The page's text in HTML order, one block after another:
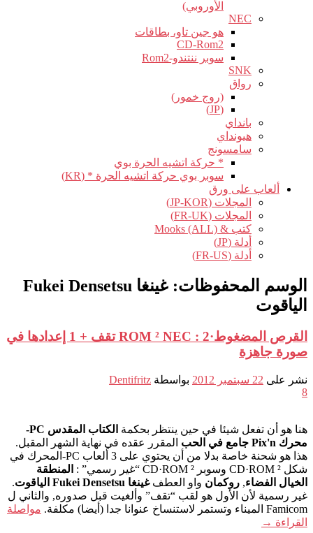
الأوروبي)
NEC
هو جين تاو، بطاقات
CD-Rom2
سوبر ننتندو-Rom2
SNK
رواق
(روج خمور)
(JP)
بانداي
هيونداي
سامسونج
* حركة اتشيه الحرة بوي
سوبر بوي حركة اتشيه الحرة * (KR)
ألعاب على ورق
المجلات (JP-KOR)
المجلات (FR-UK)
كتب & Mooks (ALL)
أدلة (JP)
أدلة (FR-US)
الوسم المحفوظات:
غينغا Fukei Densetsu
الياقوت
القرص المضغوط·ROM ² NEC : 2 تقف + 1 إعدادها في
صورة جاهزة
نشر على 22 سبتمبر 2012 بواسطة Dentifritz
8
هنا هو أن تفعل شيئا في حين ينتظر بحكمة
الكتاب المقدس PC-
محرك Pix'n جامع في الحب
المقرر عقده في نهاية الشهر المقبل.
هذا هو شحنة خاصة بدلا من أن يحتوي على 3 ألعاب PC-المحرك في
شكل CD·ROM ² وسوبر CD·ROM ² “غير رسمي” :
المنطقة
الخيال الفضاء, روكمان واو العطفغينغا Fukei Densetsu الياقوت
.
غير رسمية لأن الأول هو لقب “تقف” وألغيت قبل صدوره, والثاني ل
Famicom الميناء وتستمر لاستنساخ عنوانا جدا (أيضا) مكلفة.
مواصلة
القراءة →